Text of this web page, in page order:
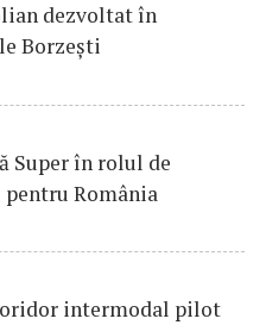
dezvoltat în
Borzești
Super în rolul de
România
intermodal pilot